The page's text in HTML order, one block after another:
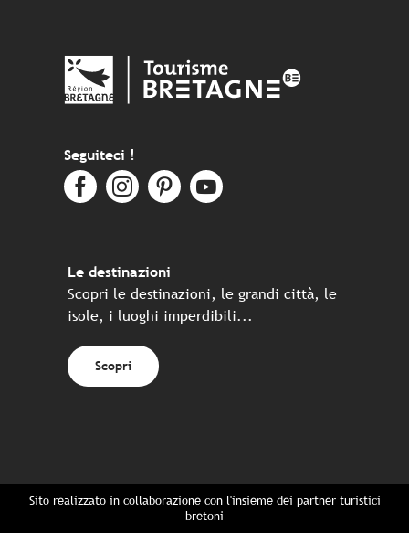
Seguiteci !
Le destinazioni
Scopri le destinazioni, le grandi città, le
isole, i luoghi imperdibili...
Scopri
Sito realizzato in collaborazione con l'insieme dei partner turistici
bretoni